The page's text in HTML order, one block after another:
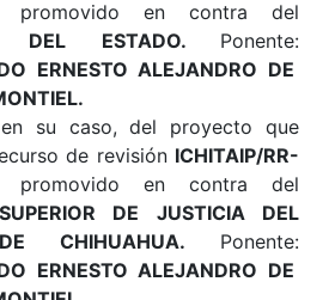
promovido en contra del
DEL ESTADO. Ponente:
ERNESTO ALEJANDRO DE
.
su caso, del proyecto que
de revisión ICHITAIP/RR-
promovido en contra del
DE JUSTICIA DEL
CHIHUAHUA. Ponente:
ERNESTO ALEJANDRO DE